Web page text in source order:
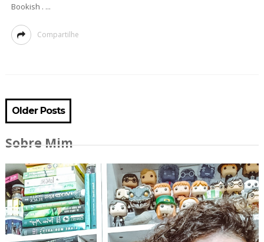
Bookish . ...
Compartilhe
Older Posts
Sobre Mim